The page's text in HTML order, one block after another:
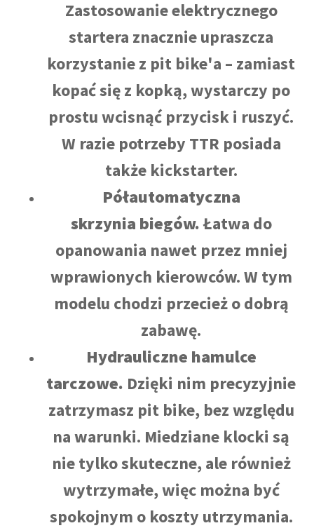
Zastosowanie elektrycznego
startera znacznie upraszcza
korzystanie z pit bike'a – zamiast
kopać się z kopką, wystarczy po
prostu wcisnąć przycisk i ruszyć.
W razie potrzeby TTR posiada
także kickstarter.
Półautomatyczna
skrzynia biegów.Łatwa do
opanowania nawet przez mniej
wprawionych kierowców. W tym
modelu chodzi przecież o dobrą
zabawę.
Hydrauliczne hamulce
tarczowe. Dzięki nim precyzyjnie
zatrzymasz pit bike, bez względu
na warunki. Miedziane klocki są
nie tylko skuteczne, ale również
wytrzymałe, więc można być
spokojnym o koszty utrzymania.